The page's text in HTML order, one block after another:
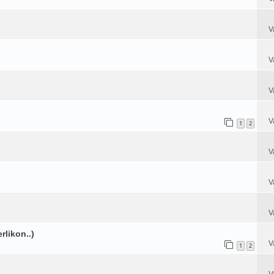
1 2
1 2